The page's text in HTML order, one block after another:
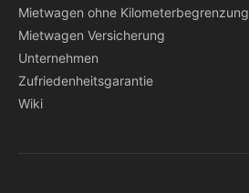
Mietwagen ohne Kilometerbegrenzung
Mietwagen Versicherung
Unternehmen
Zufriedenheitsgarantie
Wiki